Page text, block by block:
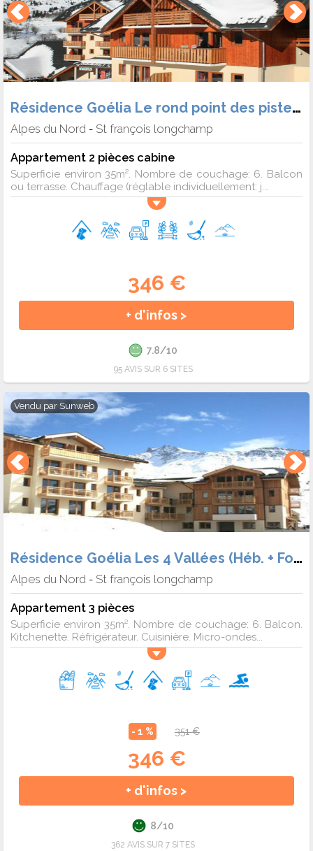
Résidence Goélia Le rond point des pistes (Héb. + Forf. + Matériel)
Alpes du Nord - St françois longchamp
Appartement 2 pièces cabine
Superficie environ 35m². Nombre de couchage: 6. Balcon
ou terrasse. Chauffage (réglable individuellement: j...
346 €
+ d'infos >
7.8/10
95 AVIS SUR 6 SITES
Vendu par Sunweb
Résidence Goélia Les 4 Vallées (Héb. + Forf.)
Alpes du Nord - St françois longchamp
Appartement 3 pièces
Superficie environ 35m². Nombre de couchage: 6. Balcon.
Kitchenette. Réfrigérateur. Cuisinière. Micro-ondes...
- 1 % 351 €
346 €
+ d'infos >
8/10
362 AVIS SUR 7 SITES